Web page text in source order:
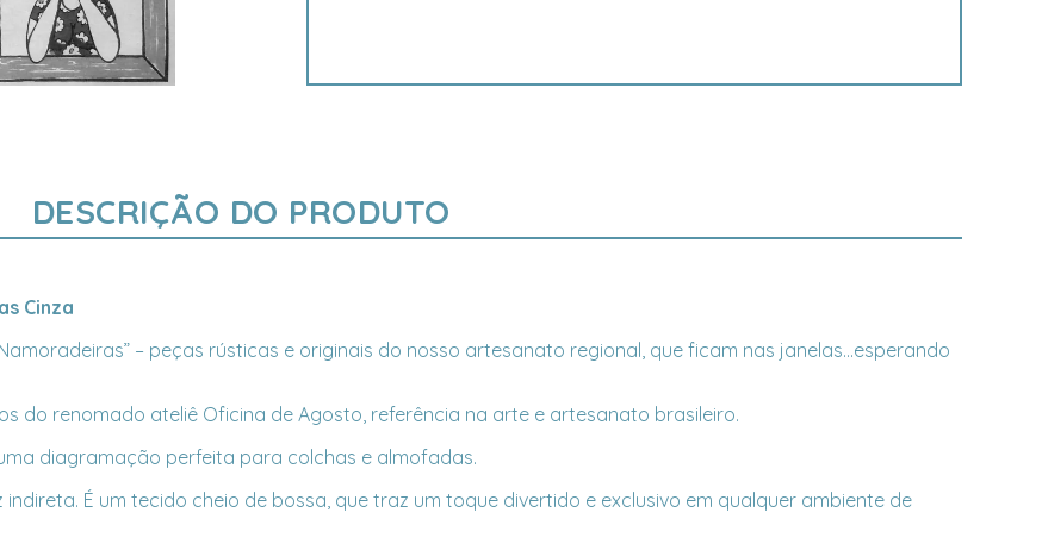
DESCRIÇÃO DO PRODUTO
Cinza
– peças rústicas e originais do nosso artesanato regional, que ficam nas janelas...esperando
do renomado ateliê Oficina de Agosto, referência na arte e artesanato brasileiro.
diagramação perfeita para colchas e almofadas.
É um tecido cheio de bossa, que traz um toque divertido e exclusivo em qualquer ambiente de